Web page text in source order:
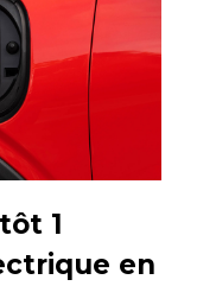
1
en